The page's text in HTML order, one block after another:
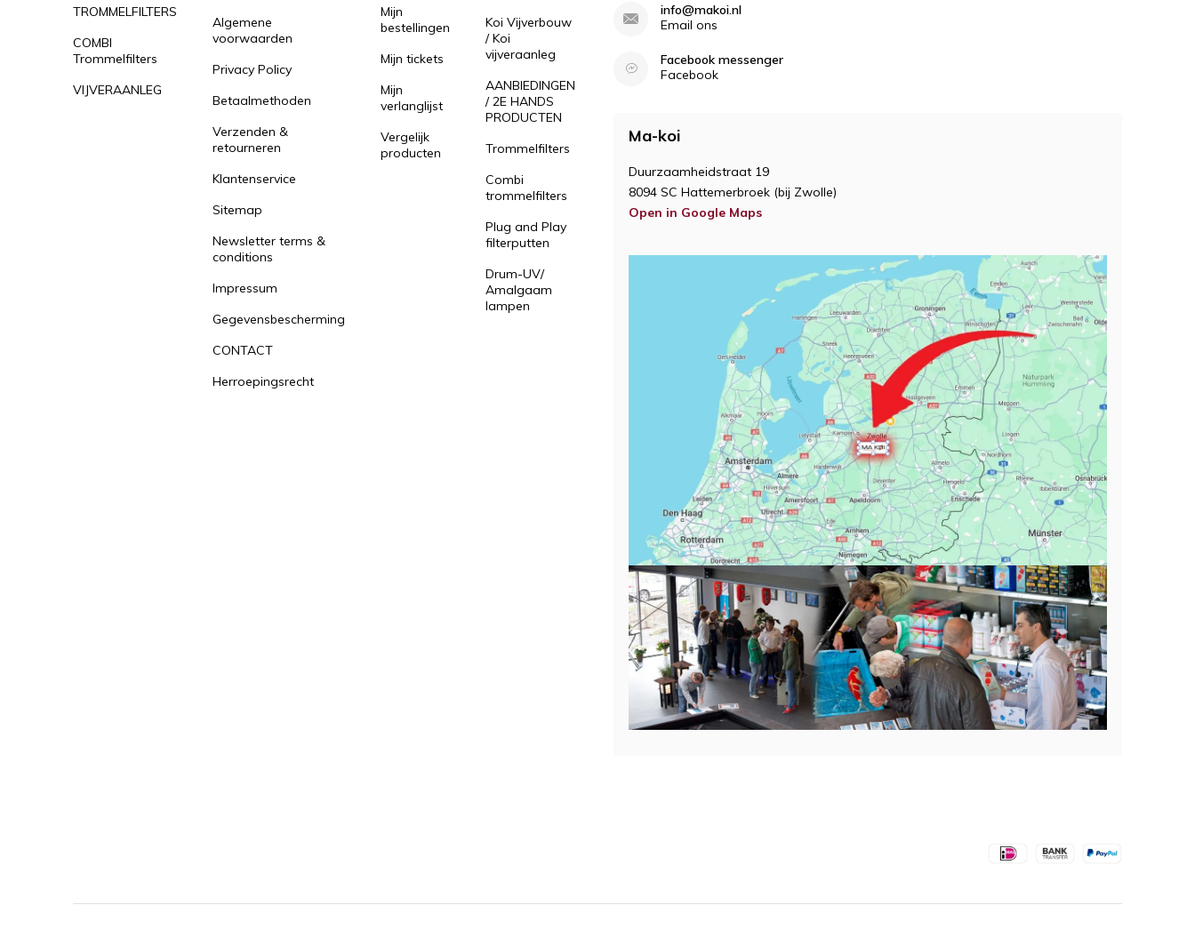
TROMMELFILTERS
COMBI
Trommelfilters
VIJVERAANLEG
Algemene
voorwaarden
Privacy Policy
Betaalmethoden
Verzenden &
retourneren
Klantenservice
Sitemap
Newsletter terms &
conditions
Impressum
Gegevensbescherming
CONTACT
Herroepingsrecht
Mijn
bestellingen
Mijn tickets
Mijn
verlanglijst
Vergelijk
producten
Koi Vijverbouw
/ Koi
vijveraanleg
AANBIEDINGEN
/ 2E HANDS
PRODUCTEN
Trommelfilters
Combi
trommelfilters
Plug and Play
filterputten
Drum-UV/
Amalgaam
lampen
info@makoi.nl
Email ons
Facebook messenger
Facebook
Ma-koi
Duurzaamheidstraat 19
8094 SC Hattemerbroek (bij Zwolle)
Open in Google Maps